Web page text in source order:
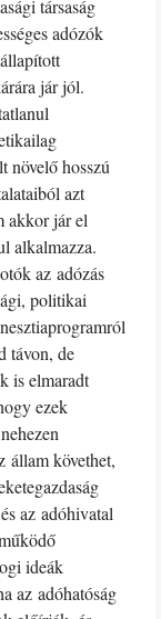
társaság
adózók
jár jól.
növelő hosszú
azt
akkor jár el
alkalmazza.
az adózás
politikai
távon, de
is elmaradt
ezek
állam követhet,
az adóhivatal
ideák
az adóhatóság